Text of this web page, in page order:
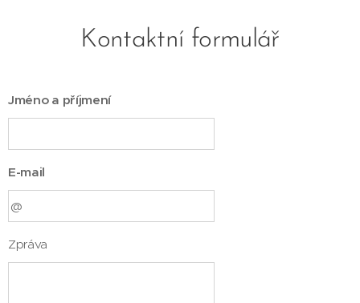
Kontaktní formulář
Jméno a příjmení
E-mail
Zpráva